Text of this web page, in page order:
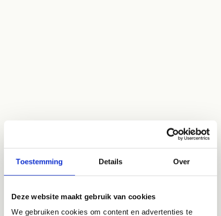
Toestemming Details Over
Deze website maakt gebruik van cookies
We gebruiken cookies om content en advertenties te